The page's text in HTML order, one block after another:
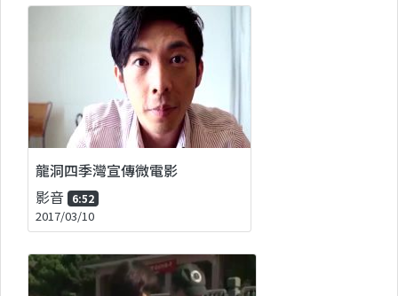
龍洞四季灣宣傳微電影
影音 6:52
2017/03/10